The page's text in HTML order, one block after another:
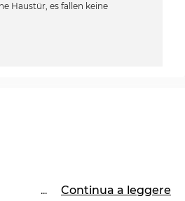
Haustür, es fallen keine
... Continua a leggere